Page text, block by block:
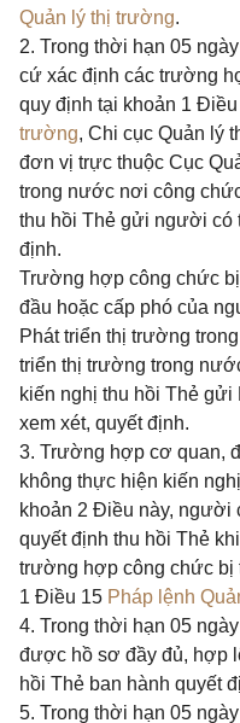
Quản lý thị trường.
2. Trong thời hạn 05
cứ xác định các trường
quy định tại khoản 1
trường, Chi cục Quản lý
đơn vị trực thuộc Cục
trong nước nơi công
thu hồi Thẻ gửi người có
định.
Trường hợp công chức
đầu hoặc cấp phó của
Phát triển thị trường
triển thị trường trong
kiến nghị thu hồi Thẻ
xem xét, quyết định.
3. Trường hợp cơ quan,
không thực hiện kiến
khoản 2 Điều này, người
quyết định thu hồi Thẻ
trường hợp công chức bị
1 Điều 15 Pháp lệnh
4. Trong thời hạn 05
được hồ sơ đầy đủ, hợp
hồi Thẻ ban hành quyết
5. Trong thời hạn 05